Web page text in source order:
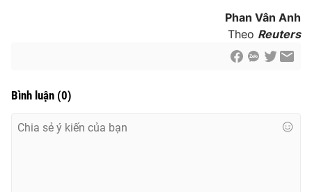
Giấy phép hoạt động báo in và báo điện tử số 483/GP-BTTTT
Tổng Biên tập:Vũ Thanh Thủy
Phan Vân Anh
Theo Reuters
Bình luận (0)